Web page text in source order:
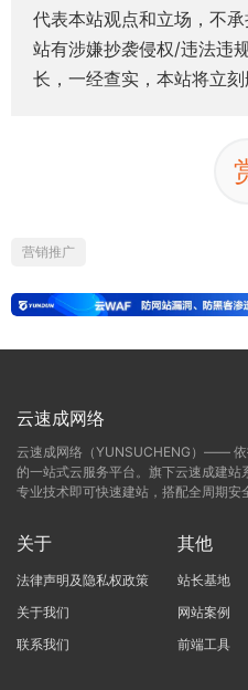
代表本站观点和立场，不
站有涉嫌抄袭侵权/违法违
长，一经查实，本站将立刻
营销推广
云速成网络
云速成网络（YUNSUCHENG）——
的一站式云服务平台。旗下云速成建
专业技术即可快速建站，搭配全周期安
关于
法律声明及隐私权政策
关于我们
联系我们
其他
站长基地
网站案例
前端工具